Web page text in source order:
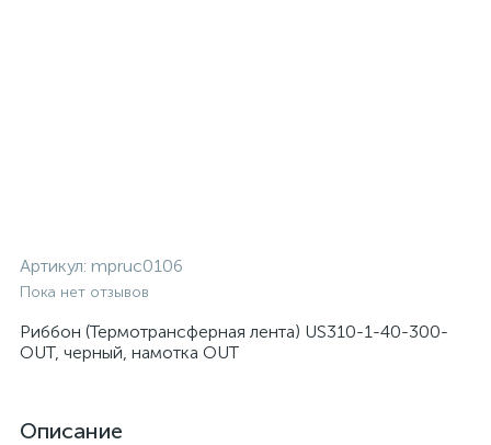
Артикул: mpruc0106
Пока нет отзывов
Риббон (Термотрансферная лента) US310-1-40-300-
OUT, черный, намотка OUT
Описание